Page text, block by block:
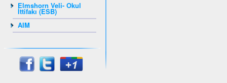
Elmshorn Veli- Okul
İttifakı (ESB)
AIM